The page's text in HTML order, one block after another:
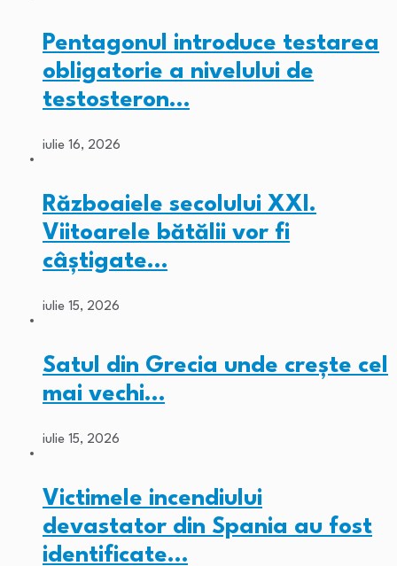
Pentagonul introduce testarea
obligatorie a nivelului de
testosteron…
iulie 16, 2026
Războaiele secolului XXI.
Viitoarele bătălii vor fi
câștigate…
iulie 15, 2026
Satul din Grecia unde crește cel
mai vechi…
iulie 15, 2026
Victimele incendiului
devastator din Spania au fost
identificate…